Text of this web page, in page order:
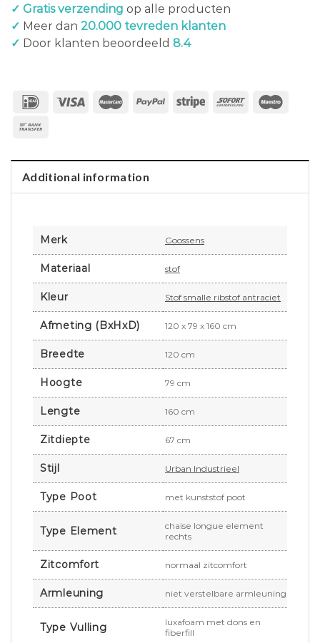
✓ Gratis verzending op alle producten
✓ Meer dan 20.000 tevreden klanten
✓ Door klanten beoordeeld 8.4
Additional information
Merk Goossens
Materiaal stof
Kleur Stof smalle ribstof antraciet
Afmeting (BxHxD) 120 x 79 x 160 cm
Breedte 120 cm
Hoogte 79 cm
Lengte 160 cm
Zitdiepte 67 cm
Stijl Urban Industrieel
Type Poot met kunststof poot
Type Element
chaise longue element
rechts
Zitcomfort normaal zitcomfort
Armleuning niet verstelbare armleuning
Type Vulling
luxafoam met dons en
fiberfill